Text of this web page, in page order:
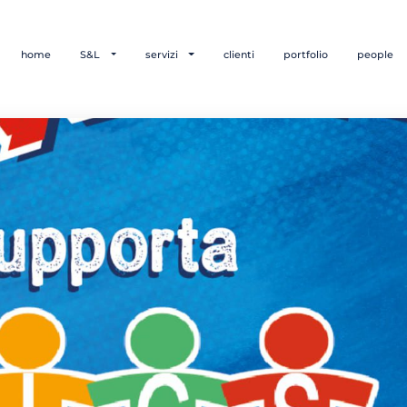
home S&L servizi clienti portfolio people